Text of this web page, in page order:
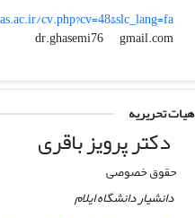
cv.php?cv=48&slc_lang=fa
dr.ghasemi76
gmail.com
هیات تحریریه
دکتر پرویز باقری
حقوق خصوصی
دانشیار دانشگاه ایلام